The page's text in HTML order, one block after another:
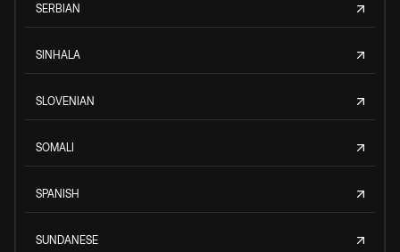
SERBIAN
SINHALA
SLOVENIAN
SOMALI
SPANISH
SUNDANESE